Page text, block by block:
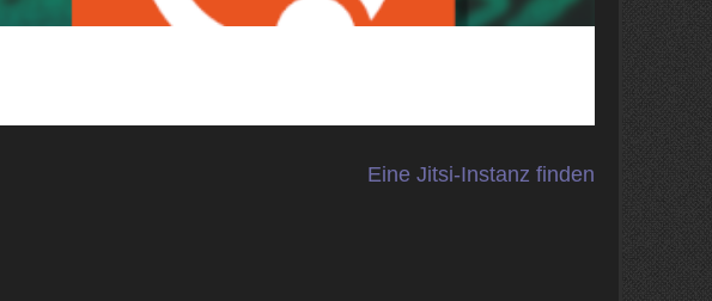
Eine Jitsi-Instanz finden